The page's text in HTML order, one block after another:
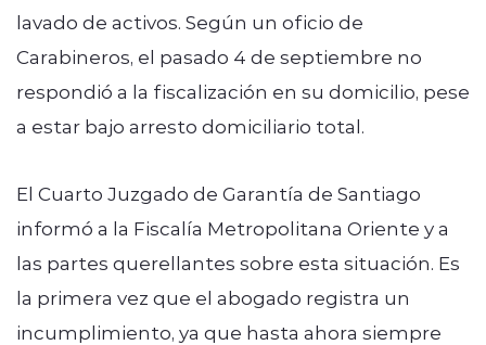
lavado de activos. Según un oficio de
Carabineros, el pasado 4 de septiembre no
respondió a la fiscalización en su domicilio, pese
a estar bajo arresto domiciliario total.
El Cuarto Juzgado de Garantía de Santiago
informó a la Fiscalía Metropolitana Oriente y a
las partes querellantes sobre esta situación. Es
la primera vez que el abogado registra un
incumplimiento, ya que hasta ahora siempre